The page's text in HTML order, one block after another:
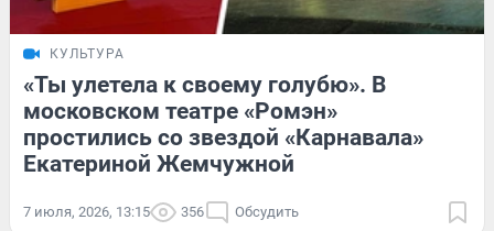
КУЛЬТУРА
«Ты улетела к своему голубю». В
московском театре «Ромэн»
простились со звездой «Карнавала»
Екатериной Жемчужной
7 июля, 2026, 13:15 356 Обсудить